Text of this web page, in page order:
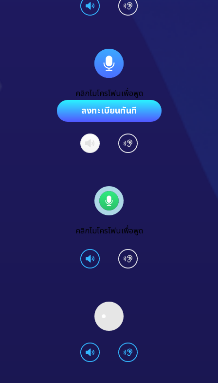
คลิกไมโครโฟนเพื่อพูด
ลงทะเบียนทันที
คลิกไมโครโฟนเพื่อพูด